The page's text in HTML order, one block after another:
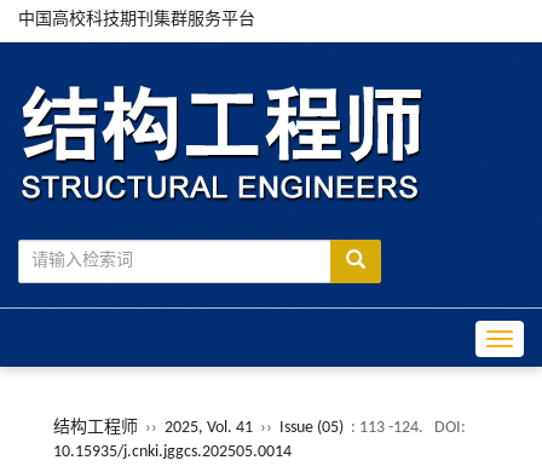
中国高校科技期刊集群服务平台
结构工程师 ›› 2025, Vol. 41 ›› Issue (05) : 113 -124.
DOI:
10.15935/j.cnki.jggcs.202505.0014